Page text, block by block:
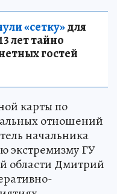
«сетку»для
лет тайно
гостей
карты по
отношений
начальника
экстремизму ГУ
области Дмитрий